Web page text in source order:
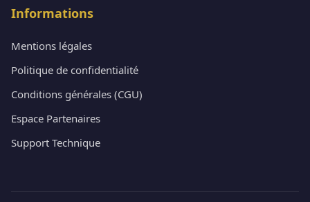
Informations
Mentions légales
Politique de confidentialité
Conditions générales (CGU)
Espace Partenaires
Support Technique